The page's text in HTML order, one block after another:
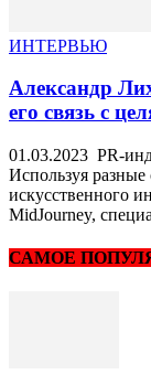
ИНТЕРВЬЮ
Александр
его связь с
01.03.2023 PR-
Используя
искусственного
MidJourney,
САМОЕ